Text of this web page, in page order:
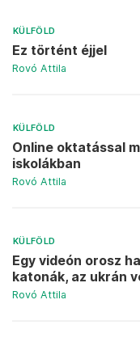
KÜLFÖLD
Ez történt éjjel
Rovó Attila
KÜLFÖLD
Online oktatással
iskolákban
Rovó Attila
KÜLFÖLD
Egy videón orosz
katonák, az ukrán
Rovó Attila